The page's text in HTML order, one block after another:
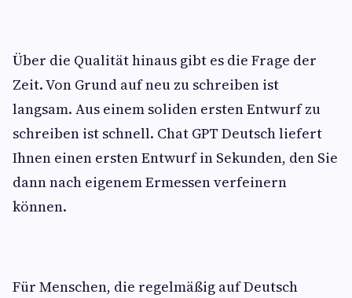
Über die Qualität hinaus gibt es die Frage der
Zeit. Von Grund auf neu zu schreiben ist
langsam. Aus einem soliden ersten Entwurf zu
schreiben ist schnell. Chat GPT Deutsch liefert
Ihnen einen ersten Entwurf in Sekunden, den Sie
dann nach eigenem Ermessen verfeinern
können.
Für Menschen, die regelmäßig auf Deutsch